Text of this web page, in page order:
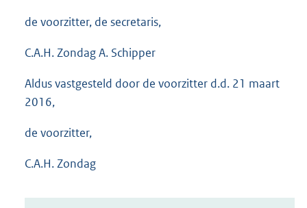
de voorzitter, de secretaris,
C.A.H. Zondag A. Schipper
Aldus vastgesteld door de voorzitter d.d. 21 maart
2016,
de voorzitter,
C.A.H. Zondag